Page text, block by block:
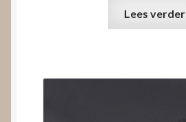
Lees verder